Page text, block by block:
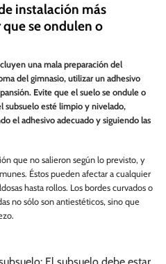
instalación más
se ondulen o
una mala preparación del
del gimnasio, utilizar un adhesivo
Evite que el suelo se ondule o
subsuelo esté limpio y nivelado,
el adhesivo adecuado y siguiendo las
que no salieron según lo previsto, y
Éstos pueden afectar a cualquier
hasta rollos. Los bordes curvados o
no sólo son antiestéticos, sino que